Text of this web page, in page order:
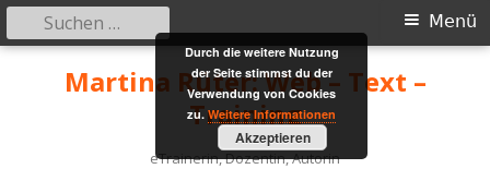
Martina Rüter: Web – Text –
Training
eTrainerin, Dozentin, Autorin
Primäres
Menü
Menü
Suchen
nach:
Durch die weitere Nutzung
der Seite stimmst du der
Verwendung von Cookies
zu. Weitere Informationen
Akzeptieren